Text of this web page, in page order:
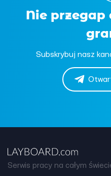
Nie przegap
Subskrybuj nasz
Serwis pracy na całym